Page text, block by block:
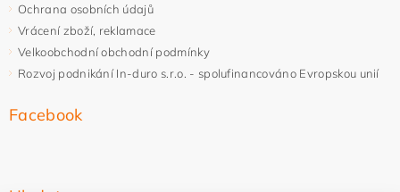
Ochrana osobních údajů
Vrácení zboží, reklamace
Velkoobchodní obchodní podmínky
Rozvoj podnikání In-duro s.r.o. - spolufinancováno Evropskou unií
Facebook